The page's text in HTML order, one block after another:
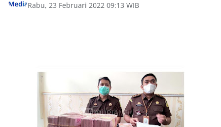
Rabu, 23 Februari 2022 09:13 WIB